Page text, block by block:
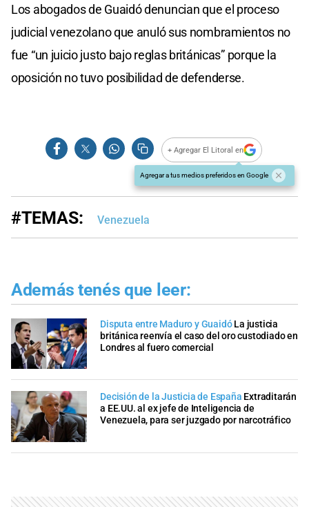
Los abogados de Guaidó denuncian que el proceso
judicial venezolano que anuló sus nombramientos no
fue “un juicio justo bajo reglas británicas” porque la
oposición no tuvo posibilidad de defenderse.
+ Agregar El Litoral en
Agregar a tus medios preferidos en Google
#TEMAS: Venezuela
Además tenés que leer:
Disputa entre Maduro y Guaidó La justicia
británica reenvía el caso del oro custodiado en
Londres al fuero comercial
Decisión de la Justicia de España Extraditarán
a EE.UU. al ex jefe de Inteligencia de
Venezuela, para ser juzgado por narcotráfico